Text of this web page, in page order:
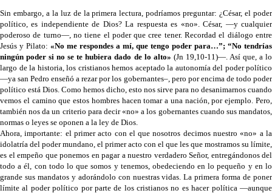
Sin embargo, a la luz de la primera lectura, podríamos preguntar: ¿César, el poder
político, es independiente de Dios? La respuesta es «no». César, —y cualquier
poderoso de turno—, no tiene el poder que cree tener. Recordad el diálogo entre
Jesús y Pilato: «No me respondes a mí, que tengo poder para…”; “No tendrías
ningún poder si no se te hubiera dado de lo alto» (Jn 19,10-11)—. Así que, a lo
largo de la historia, los cristianos hemos aceptado la autonomía del poder político
—ya san Pedro enseñó a rezar por los gobernantes–, pero por encima de todo poder
político está Dios. Como hemos dicho, esto nos sirve para no desanimarnos cuando
vemos el camino que estos hombres hacen tomar a una nación, por ejemplo. Pero,
también nos da un criterio para decir «no» a los gobernantes cuando sus mandatos,
normas o leyes se oponen a la ley de Dios.
Ahora, importante: el primer acto con el que nosotros decimos nuestro «no» a la
idolatría del poder mundano, el primer acto con el que les que mostramos su límite,
es el empeño que ponemos en pagar a nuestro verdadero Señor, entregándonos del
todo a él, con todo lo que somos y tenemos, obedeciendo en lo pequeño y en lo
grande sus mandatos y adorándolo con nuestras vidas. La primera forma de poner
límite al poder político por parte de los cristianos no es hacer política —aunque